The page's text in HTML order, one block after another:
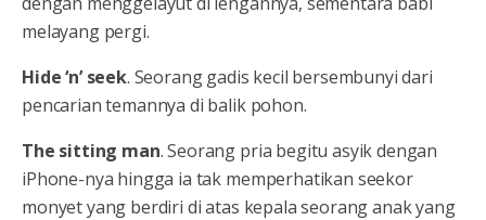
melayang pergi.
Hide ‘n’ seek. Seorang gadis kecil bersembunyi dari
pencarian temannya di balik pohon.
The sitting man. Seorang pria begitu asyik dengan
iPhone-nya hingga ia tak memperhatikan seekor
monyet yang berdiri di atas kepala seorang anak yang